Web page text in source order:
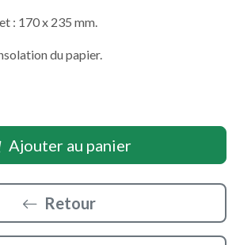
: 170 x 235 mm.
du papier.
Ajouter au panier
Retour